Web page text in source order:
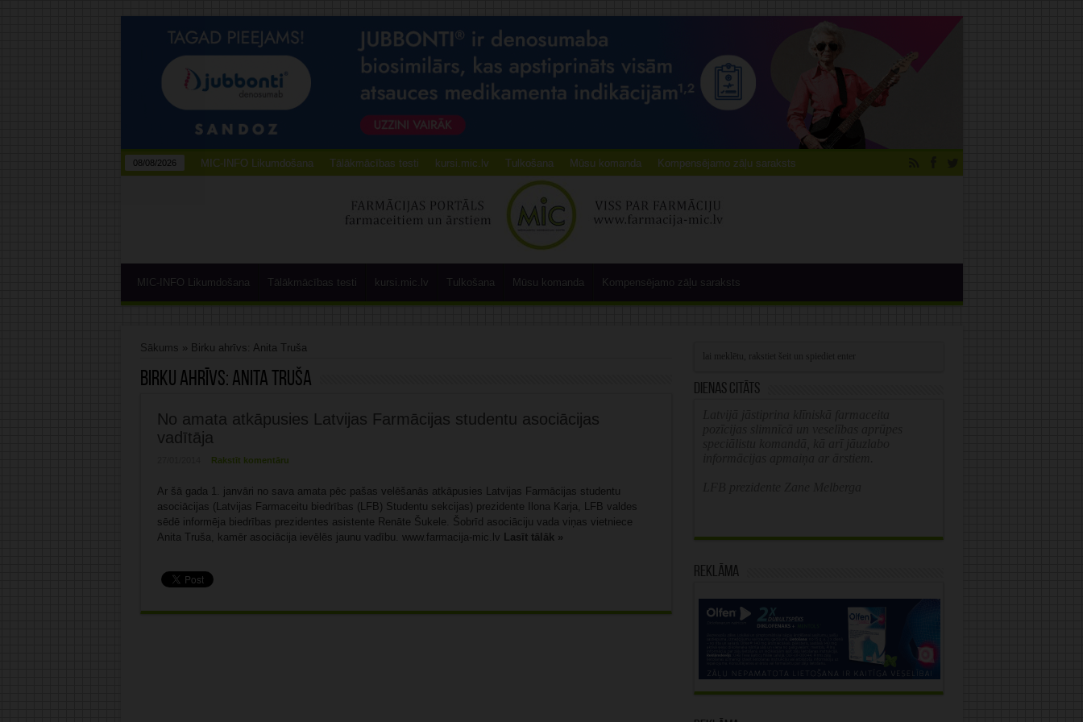
08/08/2026 MIC-INFO Likumdošana Tālākmācības testi kursi.mic.lv Tulkošana Mūsu komanda Kompensējamo zāļu saraksts
MIC-INFO Likumdošana Tālākmācības testi kursi.mic.lv Tulkošana Mūsu komanda Kompensējamo zāļu saraksts
Sākums » Birku ahrīvs: Anita Truša
Birku ahrīvs: Anita Truša
No amata atkāpusies Latvijas Farmācijas studentu asociācijas
vadītāja
Rakstīt komentāru
Ar šā gada 1. janvāri no sava amata pēc pašas velēšanās atkāpusies Latvijas Farmācijas studentu
asociācijas (Latvijas Farmaceitu biedrības (LFB) Studentu sekcijas) prezidente Ilona Karja, LFB valdes
sēdē informēja biedrības prezidentes asistente Renāte Šukele. Šobrīd asociāciju vada viņas vietniece
Anita Truša, kamēr asociācija ievēlēs jaunu vadību. www.farmacija-mic.lv Lasīt tālāk »
Dienas citāts
Reklāma